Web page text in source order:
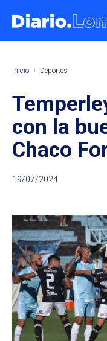
Inicio Deportes
con la
Chaco
19/07/2024